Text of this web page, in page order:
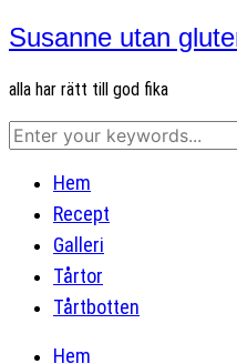
Susanne utan
alla har rätt till god fika
Hem
Recept
Galleri
Tårtor
Tårtbotten
Hem